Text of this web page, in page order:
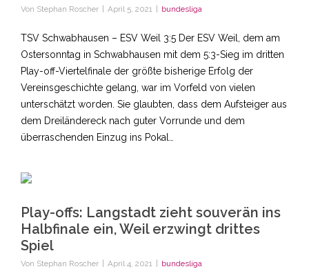
Von Stephan Roscher April 5, 2021 bundesliga
TSV Schwabhausen – ESV Weil 3:5 Der ESV Weil, dem am
Ostersonntag in Schwabhausen mit dem 5:3-Sieg im dritten
Play-off-Viertelfinale der größte bisherige Erfolg der
Vereinsgeschichte gelang, war im Vorfeld von vielen
unterschätzt worden. Sie glaubten, dass dem Aufsteiger aus
dem Dreiländereck nach guter Vorrunde und dem
überraschenden Einzug ins Pokal…
Play-offs: Langstadt zieht souverän ins
Halbfinale ein, Weil erzwingt drittes
Spiel
Von Stephan Roscher April 4, 2021 bundesliga